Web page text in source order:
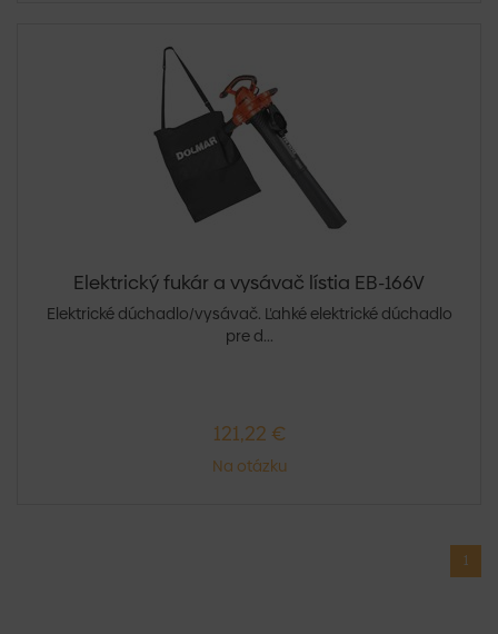
Elektrický fukár a vysávač lístia EB-166V
Elektrické dúchadlo/vysávač. Ľahké elektrické dúchadlo
pre d...
121,22 €
Na otázku
1